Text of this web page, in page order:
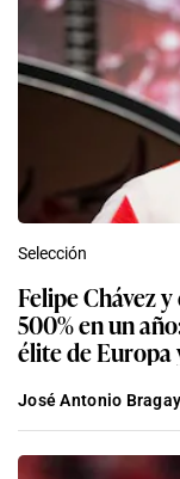
Selección
Felipe Chávez
500% en un
élite de Europa
José Antonio